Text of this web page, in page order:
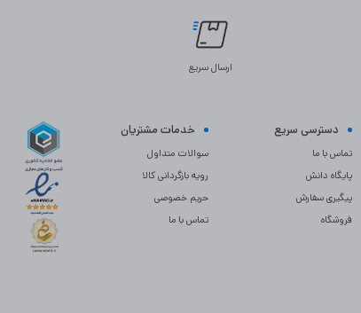
ارسال سریع
دسترسی سریع
تماس با ما
پایگاه دانش
پیگیری سفارش
فروشگاه
خدمات مشتریان
سوالات متداول
رویه بازگردانی کالا
حریم خصوصی
تماس با ما